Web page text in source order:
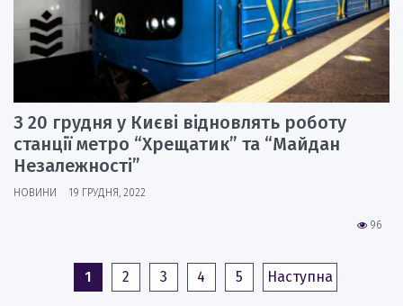
З 20 грудня у Києві відновлять роботу
станції метро “Хрещатик” та “Майдан
Незалежності”
НОВИНИ 19 ГРУДНЯ, 2022
96
1 2 3 4 5 Наступна